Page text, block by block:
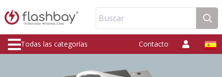
Buscar
Todas las categorías Contacto